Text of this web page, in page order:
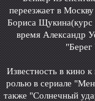
переезжает в
Бориса Щукина(курс
время Александр
Известность в кино
ролью в сериале
также "Солнечный